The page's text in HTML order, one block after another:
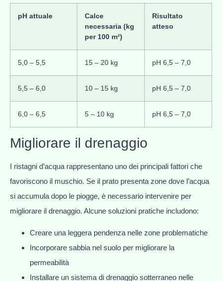
pH attuale
Calce
necessaria (kg
per 100 m²)
Risultato
atteso
5,0 – 5,5 15 – 20 kg pH 6,5 – 7,0
5,5 – 6,0 10 – 15 kg pH 6,5 – 7,0
6,0 – 6,5 5 – 10 kg pH 6,5 – 7,0
Migliorare il drenaggio
I ristagni d’acqua rappresentano uno dei principali fattori che
favoriscono il muschio. Se il prato presenta zone dove l’acqua
si accumula dopo le piogge, è necessario intervenire per
migliorare il drenaggio. Alcune soluzioni pratiche includono:
Creare una leggera pendenza nelle zone problematiche
Incorporare sabbia nel suolo per migliorare la
permeabilità
Installare un sistema di drenaggio sotterraneo nelle